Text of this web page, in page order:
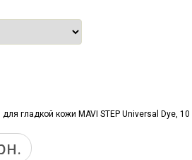
для гладкой кожи MAVI STEP Universal Dye, 10